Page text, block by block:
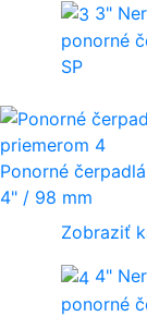
3"
ponorné
SP
Ponorné
4" / 98 mm
Zobraziť
4"
ponorné